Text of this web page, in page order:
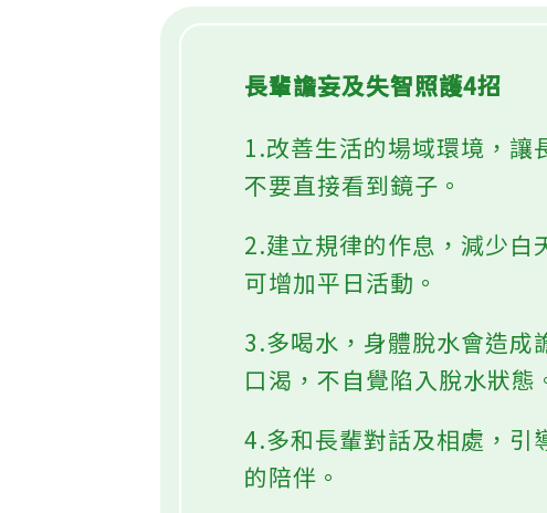
長輩譫妄及失智照護4招
1.改善生活的場域環境，讓
不要直接看到鏡子。
2.建立規律的作息，減少白
可增加平日活動。
3.多喝水，身體脫水會造成
口渴，不自覺陷入脫水狀態。
4.多和長輩對話及相處，
的陪伴。